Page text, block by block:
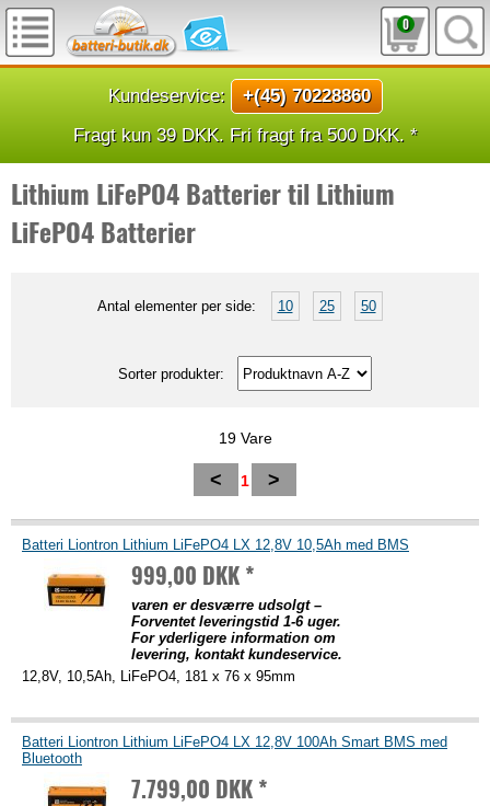
0
Kundeservice:
+(45) 70228860
Fragt kun 39 DKK. Fri fragt fra 500 DKK. *
Lithium LiFePO4 Batterier til Lithium
LiFePO4 Batterier
Antal elementer per side: 10 25 50
Sorter produkter:
19 Vare
< 1 >
Batteri Liontron Lithium LiFePO4 LX 12,8V 10,5Ah med BMS
999,00 DKK *
varen er desværre udsolgt –
Forventet leveringstid 1-6 uger.
For yderligere information om
levering, kontakt kundeservice.
12,8V, 10,5Ah, LiFePO4, 181 x 76 x 95mm
Batteri Liontron Lithium LiFePO4 LX 12,8V 100Ah Smart BMS med
Bluetooth
7.799,00 DKK *